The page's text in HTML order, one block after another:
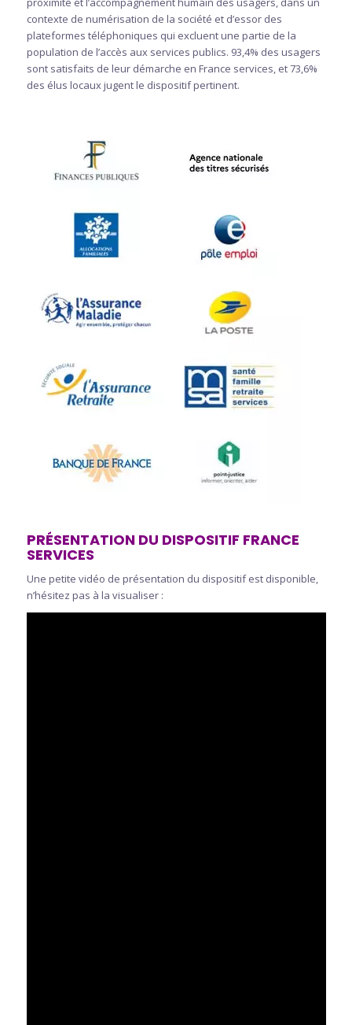
contexte de numérisation de la société et d’essor des
plateformes téléphoniques qui excluent une partie de la
population de l’accès aux services publics. 93,4% des usagers
sont satisfaits de leur démarche en France services, et 73,6%
des élus locaux jugent le dispositif pertinent.
PRÉSENTATION DU DISPOSITIF FRANCE
SERVICES
Une petite vidéo de présentation du dispositif est disponible,
n’hésitez pas à la visualiser :